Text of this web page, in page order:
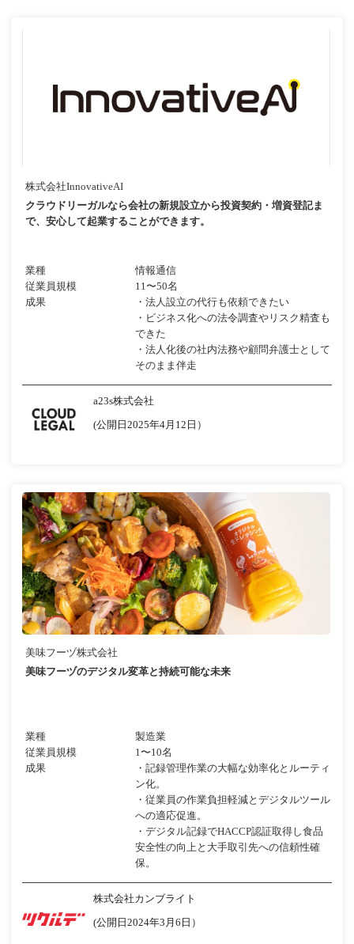
株式会社InnovativeAI
クラウドリーガルなら会社の新規設立から投資契約・増資登記ま
で、安心して起業することができます。
業種
情報通信
従業員規模
11〜50名
成果
・法人設立の代行も依頼できたい
・ビジネス化への法令調査やリスク精査も
できた
・法人化後の社内法務や顧問弁護士として
そのまま伴走
a23s株式会社
(公開日2025年4月12日）
美味フーヅ株式会社
美味フーヅのデジタル変革と持続可能な未来
業種
製造業
従業員規模
1〜10名
成果
・記録管理作業の大幅な効率化とルーティ
ン化。
・従業員の作業負担軽減とデジタルツール
への適応促進。
・デジタル記録でHACCP認証取得し食品
安全性の向上と大手取引先への信頼性確
保。
株式会社カンブライト
(公開日2024年3月6日）